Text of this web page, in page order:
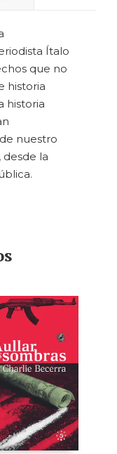
Ítalo
que no
historia
historia
nuestro
desde la